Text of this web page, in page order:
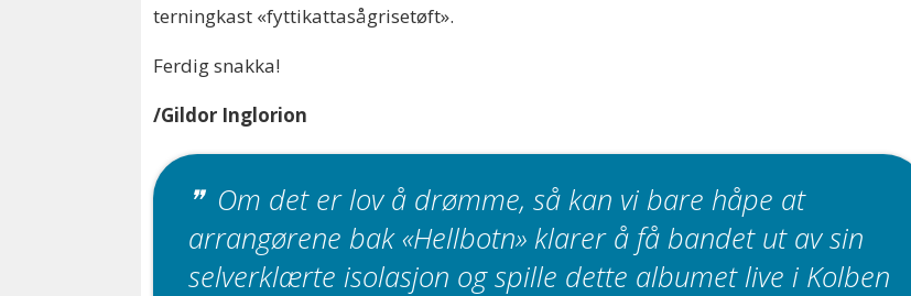
terningkast «fyttikattasågrisetøft».
Ferdig snakka!
/Gildor Inglorion
Om det er lov å drømme, så kan vi bare håpe at
arrangørene bak «Hellbotn» klarer å få bandet ut av sin
selverklærte isolasjon og spille dette albumet live i Kolben